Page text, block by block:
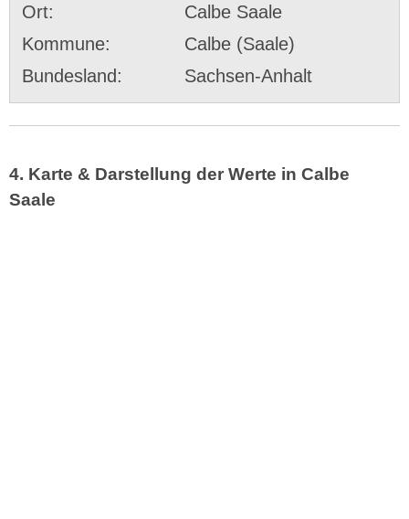
Ort:
Calbe Saale
Kommune:
Calbe (Saale)
Bundesland:
Sachsen-Anhalt
4. Karte & Darstellung der Werte in Calbe
Saale